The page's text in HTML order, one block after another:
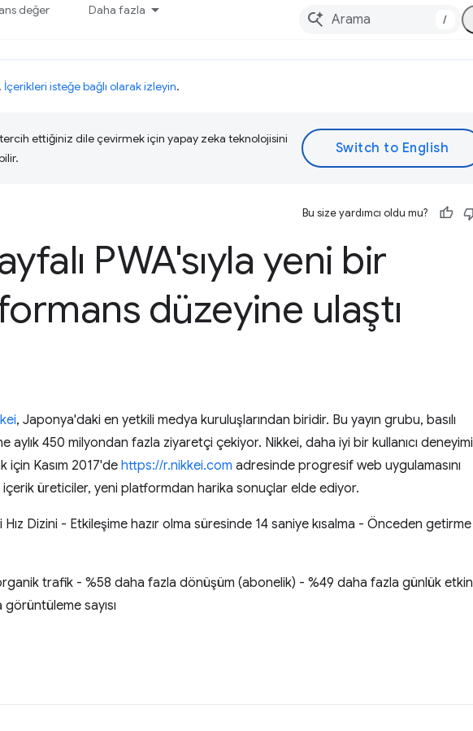
değer Daha fazla
/
İçerikleri isteğe bağlı olarak izleyin.
ettiğiniz dile çevirmek için yapay zeka teknolojisini
Bu size yardımcı oldu mu?
PWA'sıyla yeni bir
düzeyine ulaştı
, Japonya'daki en yetkili medya kuruluşlarından biridir. Bu yayın grubu, basılı
aylık 450 milyondan fazla ziyaretçi çekiyor. Nikkei, daha iyi bir kullanıcı deneyimi
için Kasım 2017'de https://r.nikkei.com adresinde progresif web uygulamasını
içerik üreticiler, yeni platformdan harika sonuçlar elde ediyor.
Dizini - Etkileşime hazır olma süresinde 14 saniye kısalma - Önceden getirme
trafik - %58 daha fazla dönüşüm (abonelik) - %49 daha fazla günlük etkin
sayısı